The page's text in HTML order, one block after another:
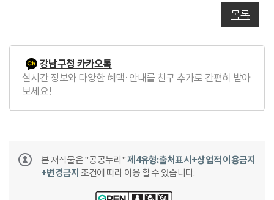
목록
강남구청 카카오톡
실시간 정보와 다양한 혜택·안내를 친구 추가로 간편히 받아
보세요!
본 저작물은 "공공누리"제4유형:출처표시+상업적 이용금지
+변경금지 조건에 따라 이용 할 수 있습니다.